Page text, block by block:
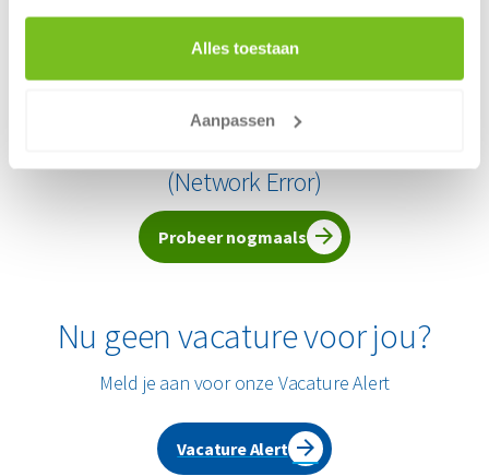
Alles toestaan
Aanpassen
Meer
(Network Error)
Probeer nogmaals
Nu geen vacature voor jou?
Meld je aan voor onze Vacature Alert
Vacature Alert